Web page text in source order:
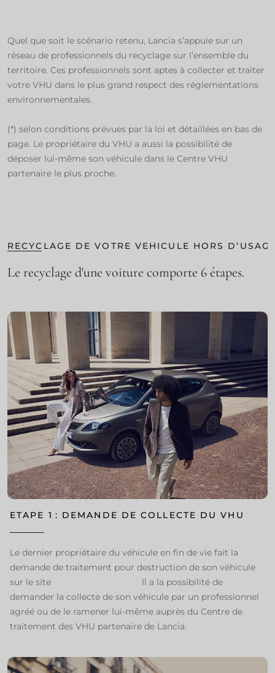
Quel que soit le scénario retenu, Lancia s’appuie sur un
réseau de professionnels du recyclage sur l’ensemble du
territoire. Ces professionnels sont aptes à collecter et traiter
votre VHU dans le plus grand respect des réglementations
environnementales.​​​
(*) selon conditions prévues par la loi et détaillées en bas de
page. Le propriétaire du VHU a aussi la possibilité de
déposer lui-même son véhicule dans le Centre VHU
partenaire le plus proche.​
RECYCLAGE DE VOTRE VEHICULE HORS
Le recyclage d'une voiture comporte 6 étapes.
ETAPE 1 : DEMANDE DE COLLECTE DU VHU
Le dernier propriétaire du véhicule en fin de vie fait la
demande de traitement pour destruction de son véhicule
sur le site
​Il a la possibilité de
demander la collecte de son véhicule par un professionnel
agréé ou de le ramener lui-même auprès du Centre de
traitement des VHU partenaire de Lancia.